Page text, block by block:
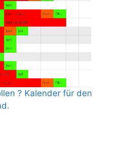
? Kalender für den